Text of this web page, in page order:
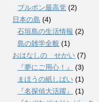
ブルボン最高党 (2)
日本の島 (4)
石垣島の生活情報 (2)
島の雑学全般 (1)
おはなしの せかい (7)
『夢にご用心！』
(3)
まほうの紙しばい (1)
『名探偵大活躍』
(1)